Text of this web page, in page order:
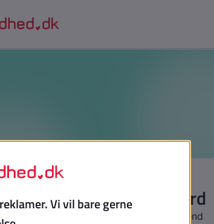
over - unges egne ord
piller kan komme til at fylde mere, end